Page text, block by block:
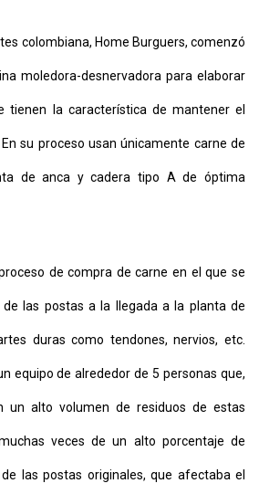
colombiana, Home Burguers, comenzó
moledora-desnervadora para elaborar
tienen la característica de mantener el
su proceso usan únicamente carne de
de anca y cadera tipo A de óptima
de compra de carne en el que se
las postas a la llegada a la planta de
duras como tendones, nervios, etc.
equipo de alrededor de 5 personas que,
un alto volumen de residuos de estas
veces de un alto porcentaje de
las postas originales, que afectaba el